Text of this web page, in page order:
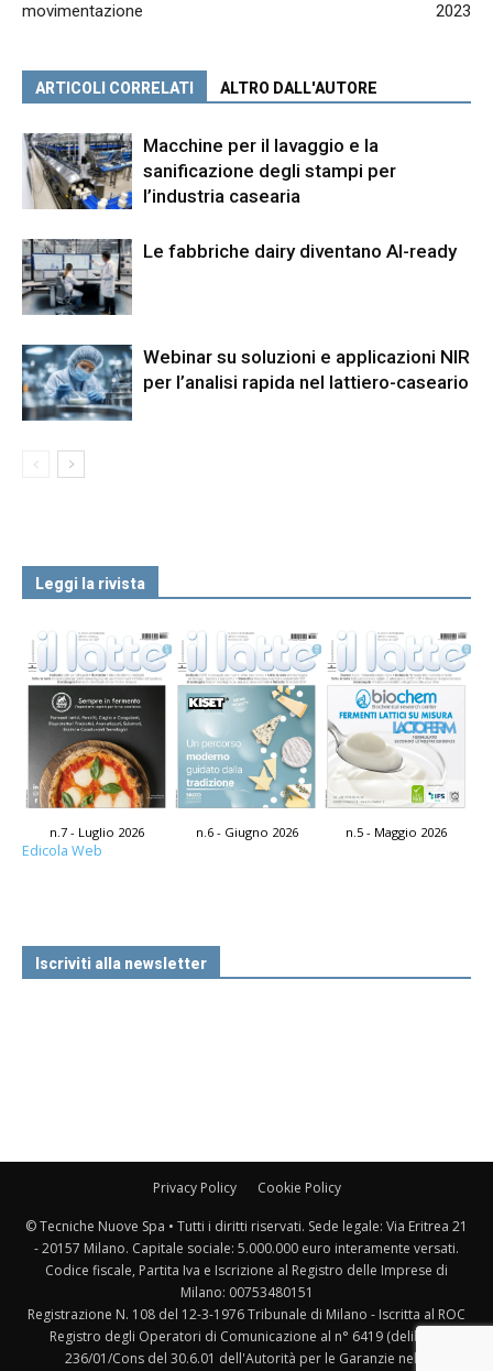
movimentazione
2023
ARTICOLI CORRELATI ALTRO DALL'AUTORE
Macchine per il lavaggio e la
sanificazione degli stampi per
l’industria casearia
Le fabbriche dairy diventano AI-ready
Webinar su soluzioni e applicazioni NIR
per l’analisi rapida nel lattiero-caseario
Leggi la rivista
n.7 - Luglio 2026 n.6 - Giugno 2026 n.5 - Maggio 2026
Edicola Web
Iscriviti alla newsletter
Privacy Policy Cookie Policy
© Tecniche Nuove Spa • Tutti i diritti riservati. Sede legale: Via Eritrea 21
- 20157 Milano. Capitale sociale: 5.000.000 euro interamente versati.
Codice fiscale, Partita Iva e Iscrizione al Registro delle Imprese di
Milano: 00753480151
Registrazione N. 108 del 12-3-1976 Tribunale di Milano - Iscritta al ROC
Registro degli Operatori di Comunicazione al n° 6419 (delibera
236/01/Cons del 30.6.01 dell'Autorità per le Garanzie nelle